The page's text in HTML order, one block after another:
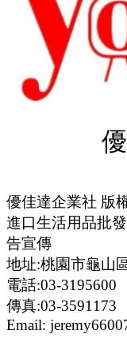
優佳達企業社 版
進口生活用品批
告宣傳
地址:桃園市龜山
電話:03-3195600
傳真:03-3591173
Email: